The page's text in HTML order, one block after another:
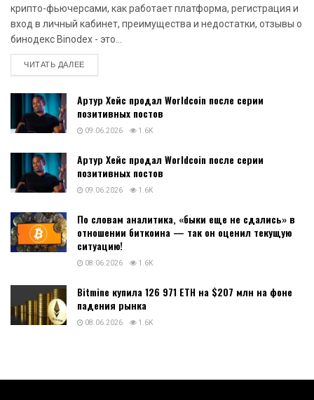
крипто-фьючерсами, как работает платформа, регистрация и
вход в личный кабинет, преимущества и недостатки, отзывы о
бинодекс Binodex - это...
ЧИТАТЬ ДАЛЕЕDETAILS
Артур Хейс продал Worldcoin после серии
позитивных постов
09.06.2026 1.6K
Артур Хейс продал Worldcoin после серии
позитивных постов
09.06.2026 1.6K
По словам аналитика, «быки еще не сдались» в
отношении биткоина — так он оценил текущую
ситуацию!
08.06.2026 1.6K
Bitmine купила 126 971 ETH на $207 млн на фоне
падения рынка
08.06.2026 1.6K